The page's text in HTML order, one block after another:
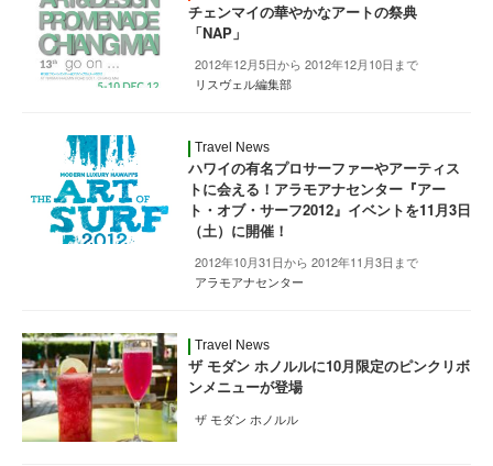
チェンマイの華やかなアートの祭典
「NAP」
2012年12月5日から 2012年12月10日まで
リスヴェル編集部
Travel News
ハワイの有名プロサーファーやアーティス
トに会える！アラモアナセンター『アー
ト・オブ・サーフ2012』イベントを11月3日
（土）に開催！
2012年10月31日から 2012年11月3日まで
アラモアナセンター
Travel News
ザ モダン ホノルルに10月限定のピンクリボ
ンメニューが登場
ザ モダン ホノルル